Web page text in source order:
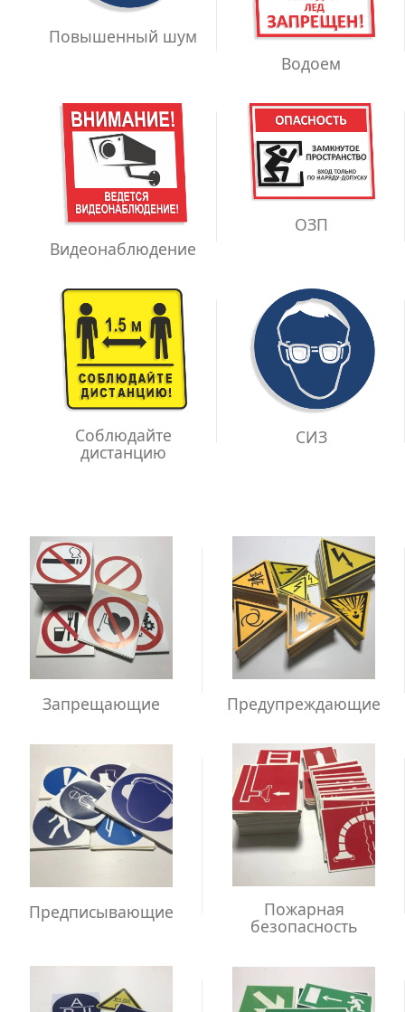
Повышенный шум
Водоем
Видеонаблюдение
ОЗП
Соблюдайте
дистанцию
СИЗ
Запрещающие Предупреждающие
Предписывающие Пожарная
безопасность